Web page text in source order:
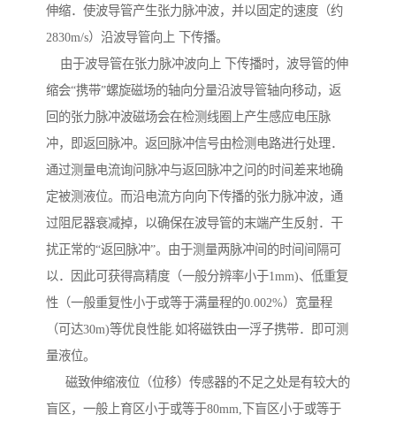
伸缩．使波导管产生张力脉冲波，并以固定的速度（约
2830m/s）沿波导管向上 下传播。
由于波导管在张力脉冲波向上 下传播时，波导管的伸
缩会“携带”螺旋磁场的轴向分量沿波导管轴向移动，返
回的张力脉冲波磁场会在检测线圈上产生感应电压脉
冲，即返回脉冲。返回脉冲信号由检测电路进行处理．
通过测量电流询问脉冲与返回脉冲之问的时间差来地确
定被测液位。而沿电流方向向下传播的张力脉冲波，通
过阻尼器衰减掉，以确保在波导管的末端产生反射．干
扰正常的“返回脉冲”。由于测量两脉冲间的时间间隔可
以．因此可获得高精度（一般分辨率小于1mm)、低重复
性（一般重复性小于或等于满量程的0.002%）宽量程
（可达30m)等优良性能.如将磁铁由一浮子携带．即可测
量液位。
磁致伸缩液位（位移）传感器的不足之处是有较大的
盲区，一般上育区小于或等于80mm,下盲区小于或等于